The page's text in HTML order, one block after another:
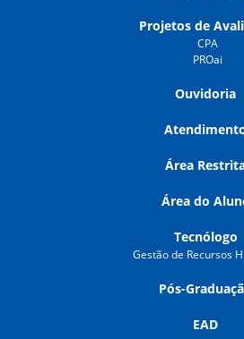
Projetos de
CPA
PROai
Ouvidoria
Área
Área do
Tecnólogo
Gestão de Recursos
Pós-
EAD